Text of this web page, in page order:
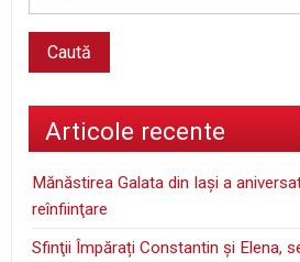
Articole recente
Mănăstirea Galata din Iaşi a
reînfiinţare
Sfinţii Împărați Constantin și Elena,